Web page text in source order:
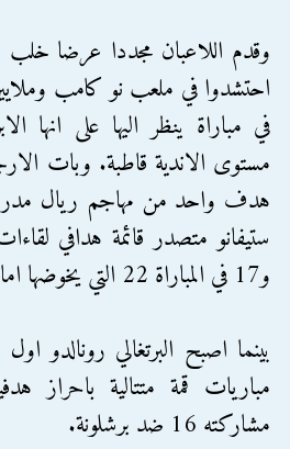
وقدم اللاعبان مجددا عرضا
احتشدوا في ملعب نو كامب
في مباراة ينظر اليها على انها
مستوى الاندية قاطبة. وبات
هدف واحد من مهاجم ريال
و17 في المباراة 22 التي يخوضها امام الغريم التقليدي.
بينما اصبح البرتغالي
مباريات قمة متتالية باحراز
مشاركته 16 ضد برشلونة.